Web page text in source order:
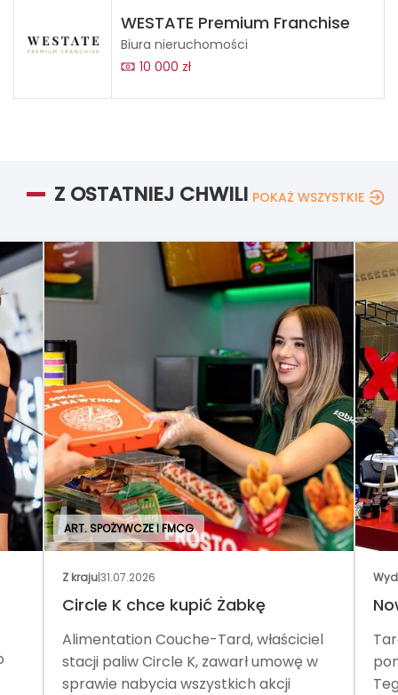
WESTATE Premium Franchise
Biura nieruchomości
10 000 zł
Z OSTATNIEJ CHWILI POKAŻ WSZYSTKIE
ART. SPOŻYWCZE I FMCG
Z kraju|31.07.2026
Circle K chce kupić Żabkę
Alimentation Couche-Tard, właściciel
stacji paliw Circle K, zawarł umowę w
sprawie nabycia wszystkich akcji